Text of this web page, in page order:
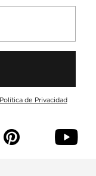
Política de Privacidad
p y